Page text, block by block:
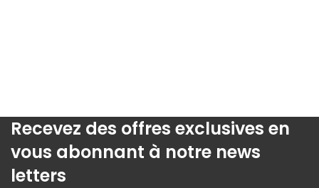
Recevez des offres exclusives en
vous abonnant à notre news
letters